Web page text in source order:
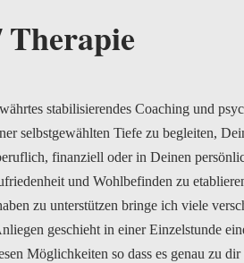
Therapie
stabilisierendes Coaching und
selbstgewählten Tiefe zu begleiten,
finanziell oder in Deinen
und Wohlbefinden zu
zu unterstützen bringe ich viele
geschieht in einer Einzelstunde
Möglichkeiten so dass es genau zu